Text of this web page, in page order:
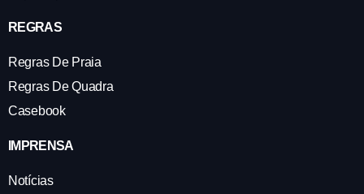
REGRAS
Regras De Praia
Regras De Quadra
Casebook
IMPRENSA
Notícias